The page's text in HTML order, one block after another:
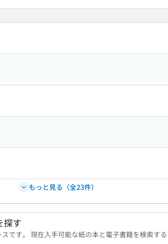
もっと見る（全23件）
探す
です。 現在入手可能な紙の本と電子書籍を検索す